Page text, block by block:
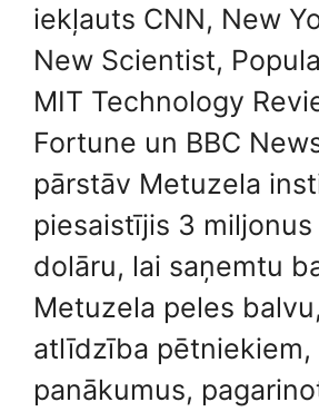
iekļauts CNN, New
New Scientist,
MIT Technology
Fortune un BBC
pārstāv Metuzela
piesaistījis 3 miljonus
dolāru, lai saņemtu
Metuzela peles
atlīdzība pētniekiem,
panākumus,